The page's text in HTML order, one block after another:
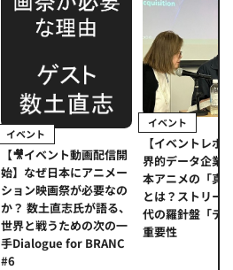
イベント
【🎥イベント動画配信開
始】なぜ日本にアニメー
ション映画祭が必要なの
か？ 数土直志氏が語る、
世界と戦うための次の一
手Dialogue for BRANC
#6
イベント
【イベントレポ
界的データ企業
本アニメの「真
とは？ストリー
代の羅針盤「デ
重要性